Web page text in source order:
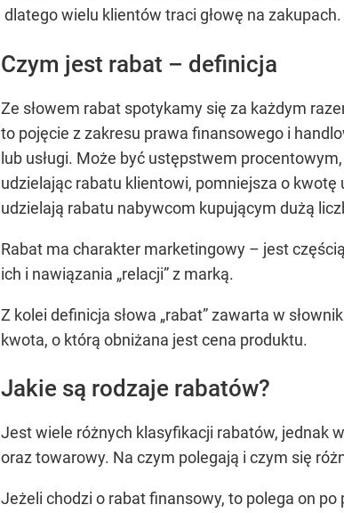
dlatego wielu klientów traci głowę na
Czym jest rabat – definicja
Ze słowem rabat spotykamy się za każdym
to pojęcie z zakresu prawa finansowego i
lub usługi. Może być ustępstwem
udzielając rabatu klientowi, pomniejsza o
udzielają rabatu nabywcom kupującym dużą
Rabat ma charakter marketingowy – jest
ich i nawiązania „relacji” z marką.
Z kolei definicja słowa „rabat” zawarta w
kwota, o którą obniżana jest cena produktu.
Jakie są rodzaje rabatów?
Jest wiele różnych klasyfikacji rabatów, jednak
oraz towarowy. Na czym polegają i czym się
Jeżeli chodzi o rabat finansowy, to polega on